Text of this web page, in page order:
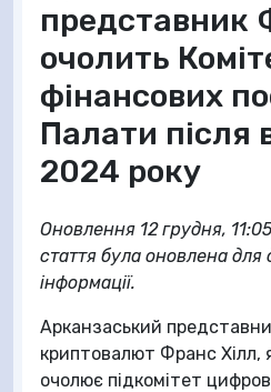
представник
очолить
фінансових
Палати після
2024 року
Оновлення 12 грудня,
стаття була оновлена для
інформації.
Арканзаський
криптовалют Франс Хілл,
очолює підкомітет